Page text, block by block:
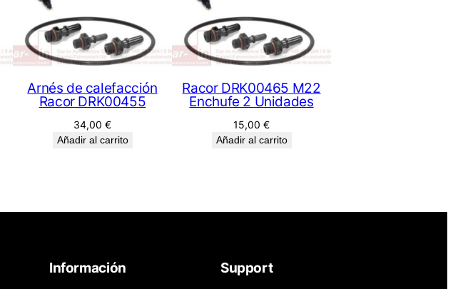
Arnés de calefacción
Racor DRK00455
34,00 €
Añadir al carrito
Racor DRK00465 M22
Enchufe 2 Unidades
15,00 €
Añadir al carrito
Información Support